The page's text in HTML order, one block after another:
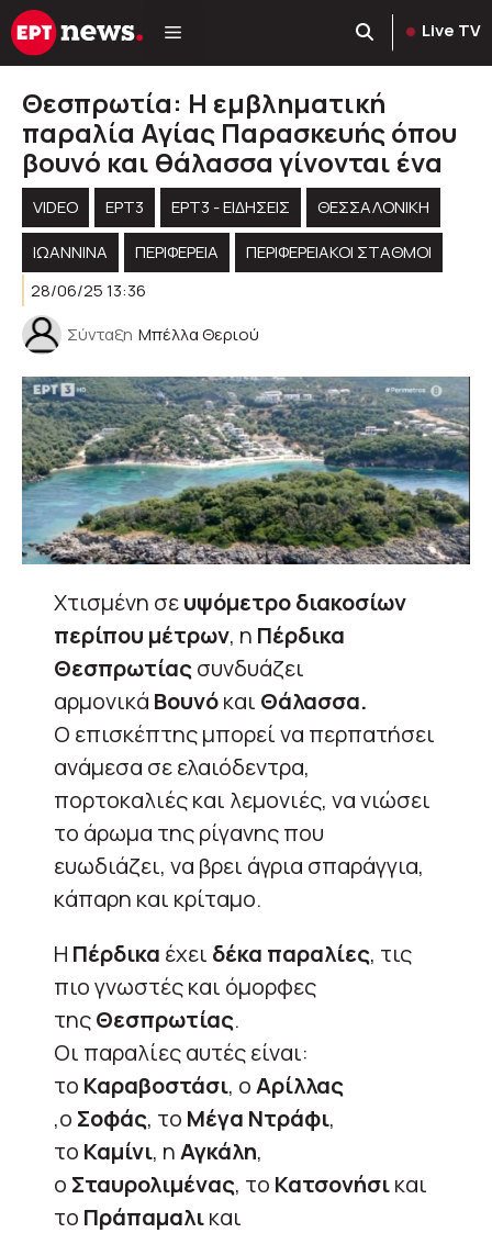
Μετάβαση
σε
Live TV
Θεσπρωτία: Η εμβληματική
παραλία Αγίας Παρασκευής όπου
βουνό και θάλασσα γίνονται ένα
VIDEO ΕΡΤ3 ΕΡΤ3 - ΕΙΔΉΣΕΙΣ
ΘΕΣΣΑΛΟΝΙΚΗ
ΙΩΑΝΝΙΝΑ
ΠΕΡΙΦΈΡΕΙΑ
ΠΕΡΙΦΕΡΕΙΑΚΟΊ ΣΤΑΘΜΟΊ
28/06/25 13:36
Σύνταξη Μπέλλα Θεριού
Χτισμένη σευψόμετρο διακοσίων
περίπου μέτρων, η Πέρδικα
Θεσπρωτίαςσυνδυάζει
αρμονικά Βουνόκαι Θάλασσα.
Ο επισκέπτης μπορεί να περπατήσει
ανάμεσα σε ελαιόδεντρα,
πορτοκαλιές και λεμονιές, να νιώσει
το άρωμα της ρίγανης που
ευωδιάζει, να βρει άγρια σπαράγγια,
κάπαρη και κρίταμο.
Η Πέρδικα έχει δέκα παραλίες, τις
πιο γνωστές και όμορφες
τηςΘεσπρωτίας.
Οι παραλίες αυτές είναι:
το Καραβοστάσι, οΑρίλλας
,ο Σοφάς, το Μέγα Ντράφι,
το Καμίνι, ηΑγκάλη,
ο Σταυρολιμένας, το Κατσονήσικαι
το Πράπαμαλικαι